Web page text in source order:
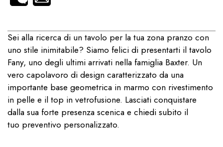
Sei alla ricerca di un tavolo per la tua zona pranzo con
uno stile inimitabile? Siamo felici di presentarti il tavolo
Fany, uno degli ultimi arrivati nella famiglia Baxter. Un
vero capolavoro di design caratterizzato da una
importante base geometrica in marmo con rivestimento
in pelle e il top in vetrofusione. Lasciati conquistare
dalla sua forte presenza scenica e chiedi subito il
tuo preventivo personalizzato.